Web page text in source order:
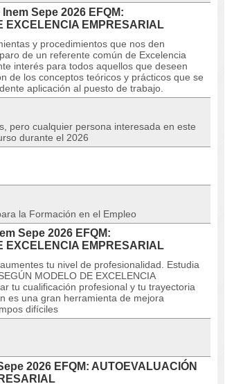
Sepe 2026 EFQM:
EXCELENCIA EMPRESARIAL
y procedimientos que nos den
de un referente común de Excelencia
interés para todos aquellos que deseen
de los conceptos teóricos y prácticos que se
aplicación al puesto de trabajo.
pero cualquier persona interesada en este
durante el 2026
la Formación en el Empleo
Sepe 2026 EFQM:
EXCELENCIA EMPRESARIAL
tu nivel de profesionalidad. Estudia
MODELO DE EXCELENCIA
tu cualificación profesional y tu trayectoria
es una gran herramienta de mejora
difíciles
2026 EFQM: AUTOEVALUACIÓN